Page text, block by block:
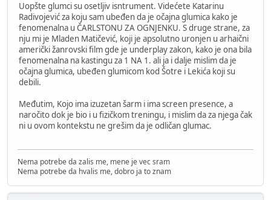
Uopšte glumci su osetljiv isntrument. Videćete Katarinu
Radivojević za koju sam ubeđen da je očajna glumica kako je
fenomenalna u ČARLSTONU ZA OGNJENKU. S druge strane, za
nju mi je Mladen Matičević, koji je apsolutno uronjen u arhaični
američki žanrovski film gde je underplay zakon, kako je ona bila
fenomenalna na kastingu za 1 NA 1. ali ja i dalje mislim da je
očajna glumica, ubeđen glumicom kod Šotre i Lekića koji su
debili.
Međutim, Kojo ima izuzetan šarm i ima screen presence, a
naročito dok je bio i u fizičkom treningu, i mislim da za njega čak
ni u ovom kontekstu ne grešim da je odličan glumac.
Nema potrebe da zalis me, mene je vec sram
Nema potrebe da hvalis me, dobro ja to znam